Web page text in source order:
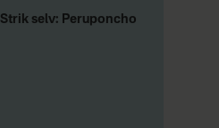
Strik selv: Peruponcho